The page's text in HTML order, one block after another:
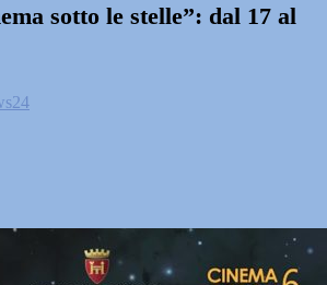
sotto le stelle”: dal 17 al